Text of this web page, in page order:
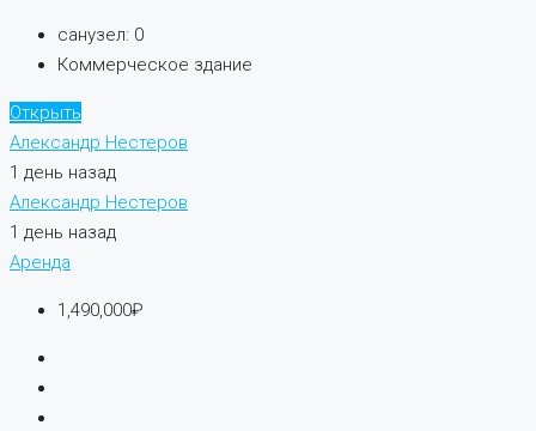
санузел: 0
Коммерческое здание
Открыть
Александр Нестеров
1 день назад
Александр Нестеров
1 день назад
Аренда
1,490,000₽